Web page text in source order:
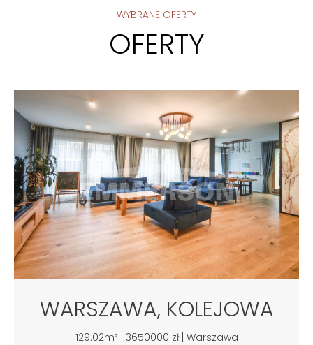
WYBRANE OFERTY
OFERTY
WARSZAWA, KOLEJOWA
129.02m² | 3650000 zł | Warszawa